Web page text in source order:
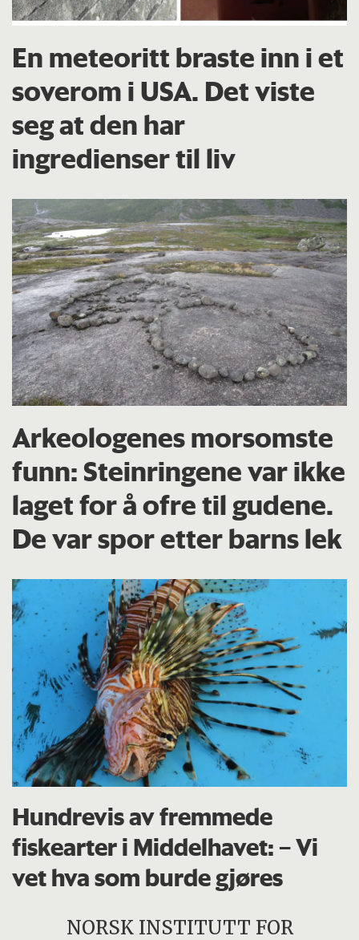
En meteoritt braste inn i et
soverom i USA. Det viste
seg at den har
ingredienser til liv
Arkeologenes morsomste
funn: Steinringene var ikke
laget for å ofre til gudene.
De var spor etter barns lek
Hundrevis av fremmede
fiskearter i Middelhavet: – Vi
vet hva som burde gjøres
NORSK INSTITUTT FOR